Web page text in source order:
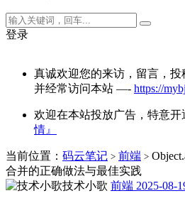
登录
真诚欢迎您的来访，留言，
并经常访问本站 —- https://
欢迎在本站投放广告，特意开
情』
当前位置： 码云笔记 > 前端 >
合并的正确做法与最佳实践
技术小歌 前端 2025-08-